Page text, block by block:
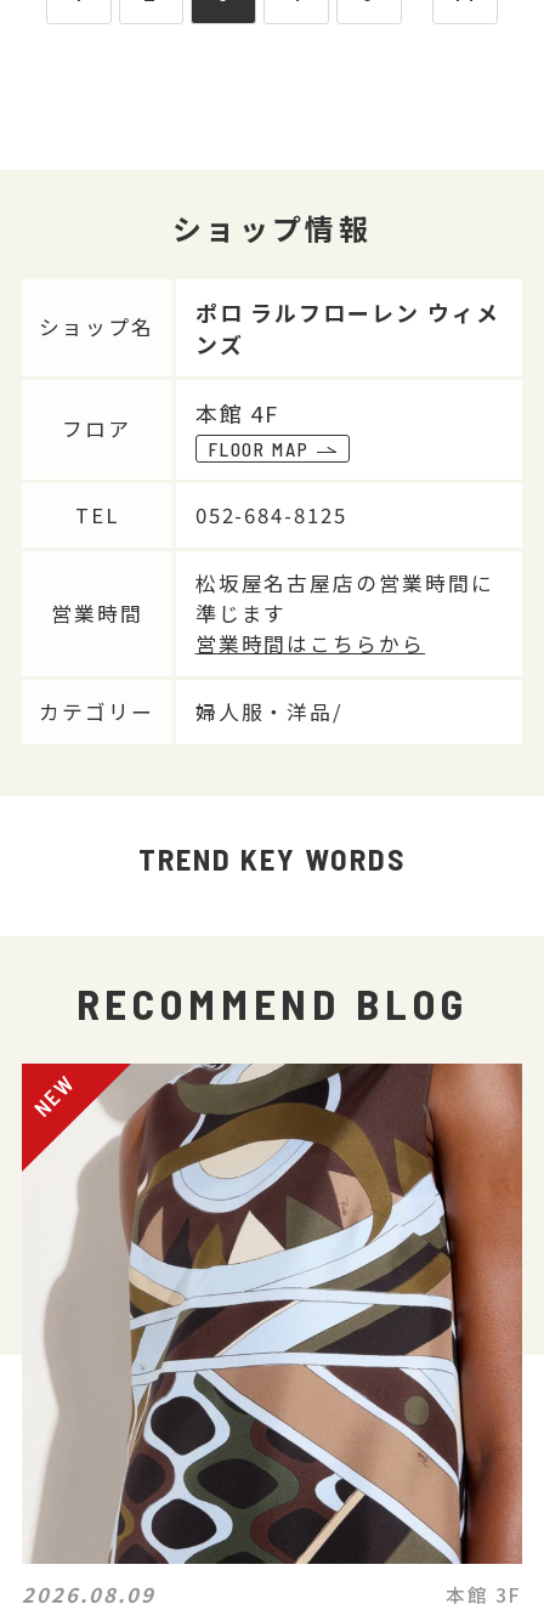
ショップ情報
ショップ名
ポロ ラルフローレン ウィメ
ンズ
フロア
本館 4F
FLOOR MAP
TEL 052-684-8125
営業時間
松坂屋名古屋店の営業時間に
準じます
営業時間はこちらから
カテゴリー 婦人服・洋品/
TREND KEY WORDS
RECOMMEND BLOG
2026.08.09 本館 3F